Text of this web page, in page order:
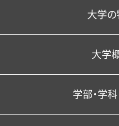
大学
コンピテンシー育
コンピテンシー向
大学
学長あいさつ
学部・学